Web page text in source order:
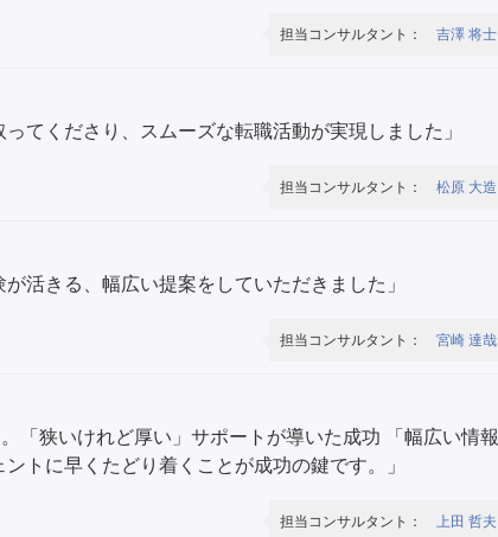
担当コンサルタント： 吉澤 将士
てくださり、スムーズな転職活動が実現しました」
担当コンサルタント： 松原 大造
活きる、幅広い提案をしていただきました」
担当コンサルタント： 宮崎 達哉
「狭いけれど厚い」サポートが導いた成功 「幅広い情報
トに早くたどり着くことが成功の鍵です。」
担当コンサルタント： 上田 哲夫